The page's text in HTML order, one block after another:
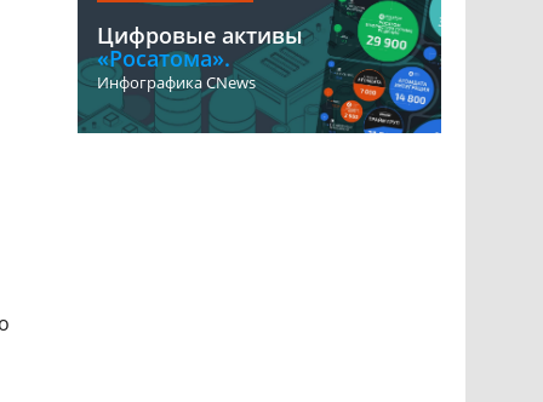
Цифровые активы
«Росатома».
Инфографика CNews